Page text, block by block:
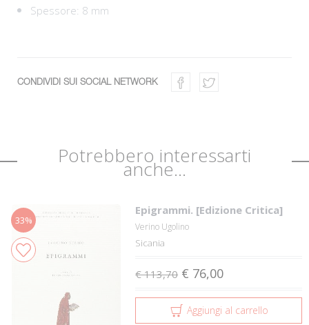
Spessore: 8 mm
CONDIVIDI SUI SOCIAL NETWORK
Potrebbero interessarti
anche...
33%
Epigrammi. [Edizione Critica]
Verino Ugolino
Sicania
€ 113,70 € 76,00
Aggiungi al carrello